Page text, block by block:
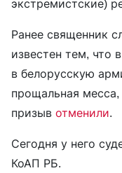
экстремистские)
Ранее священник
известен тем, что
в белорусскую
прощальная
призыв отменили.
Сегодня у него
КоАП РБ.